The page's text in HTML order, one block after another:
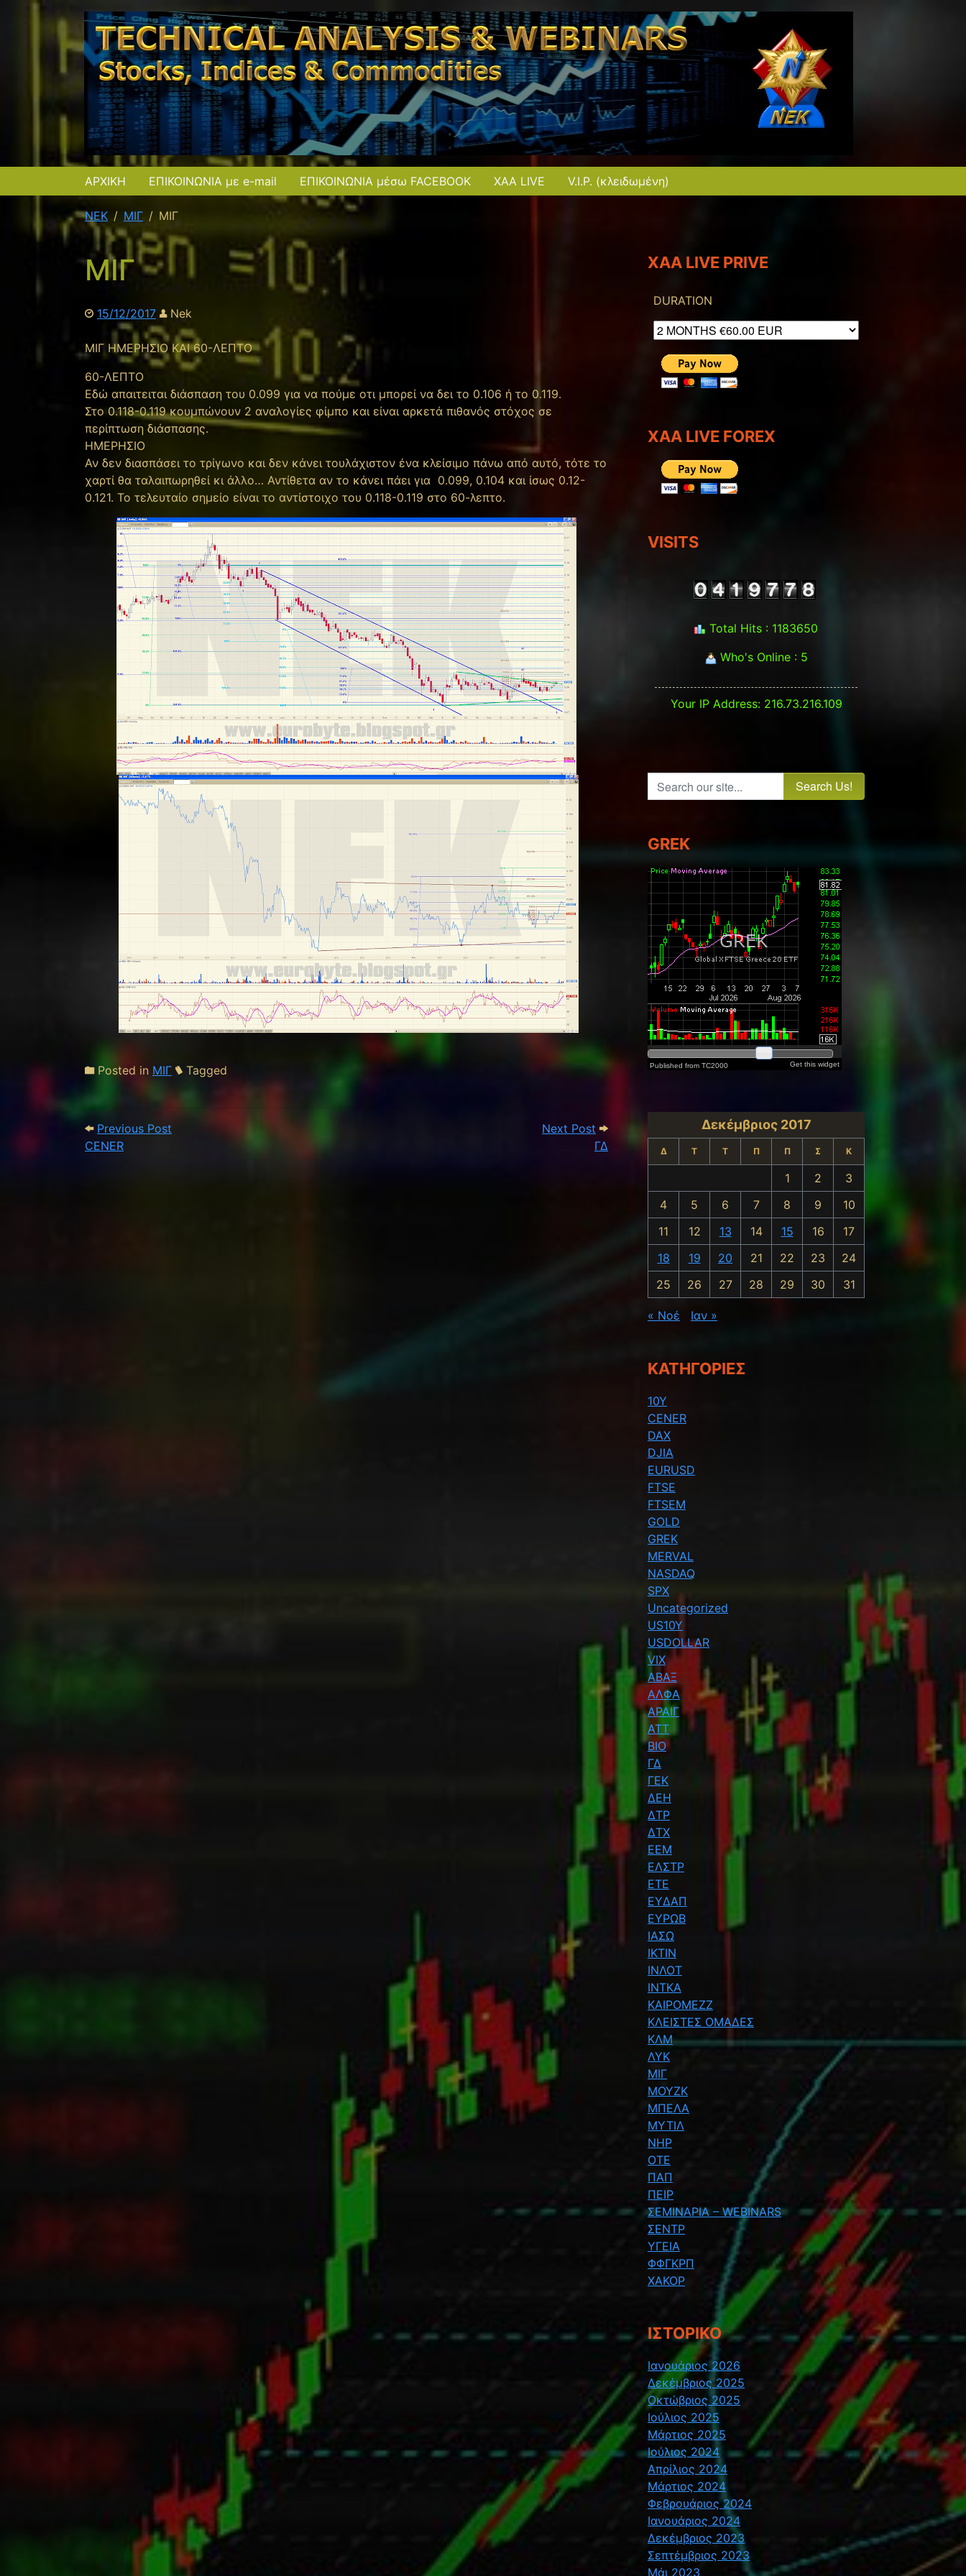
ΑΡΧΙΚΗ ΕΠΙΚΟΙΝΩΝΙΑ με e-mail ΕΠΙΚΟΙΝΩΝΙΑ μέσω FACEBOOK XAA LIVE V.I.P. (κλειδωμένη)
NEK ΜΙΓ ΜΙΓ
ΜΙΓ
15/12/2017 Nek
ΜΙΓ ΗΜΕΡΗΣΙΟ ΚΑΙ 60-ΛΕΠΤΟ
60-ΛΕΠΤΟ
Εδώ απαιτειται διάσπαση του 0.099 για να πούμε οτι μπορεί να δει το 0.106 ή το 0.119.
Στο 0.118-0.119 κουμπώνουν 2 αναλογίες φίμπο και είναι αρκετά πιθανός στόχος σε
περίπτωση διάσπασης.
ΗΜΕΡΗΣΙΟ
Αν δεν διασπάσει το τρίγωνο και δεν κάνει τουλάχιστον ένα κλείσιμο πάνω από αυτό, τότε το
χαρτί θα ταλαιπωρηθεί κι άλλο… Αντίθετα αν το κάνει πάει για 0.099, 0.104 και ίσως 0.12-
0.121. To τελευταίο σημείο είναι το αντίστοιχο του 0.118-0.119 στο 60-λεπτο.
Posted in ΜΙΓ Tagged
Post navigation
Previous Post
CENER
Next Post Next Post: CENER
ΓΔ
XAA LIVE PRIVE
DURATION
XAA LIVE FOREX
VISITS
Total Hits : 1183650
Who's Online : 5
Your IP Address: 216.73.216.109
Search our site...
GREK
Δεκέμβριος 2017
Δ Τ Τ Π Π Σ Κ
1 2
3
4
5 6 7 8 9
10
11
12 13 14 15 16
17
18
19 20 21 22 23
24
25
26 27 28 29 30 31
« Νοέ Ιαν »
KΑΤΗΓΟΡΊΕΣ
10Y
CENER
DAX
DJIA
EURUSD
FTSE
FTSEM
GOLD
GREK
MERVAL
NASDAQ
SPX
Uncategorized
US10Y
USDOLLAR
VIX
ΑΒΑΞ
ΑΛΦΑ
ΑΡΑΙΓ
ΑΤΤ
ΒΙΟ
ΓΔ
ΓΕΚ
ΔΕΗ
ΔΤΡ
ΔΤΧ
ΕΕΜ
ΕΛΣΤΡ
ΕΤΕ
ΕΥΔΑΠ
ΕΥΡΩΒ
ΙΑΣΩ
ΙΚΤΙΝ
ΙΝΛΟΤ
ΙΝΤΚΑ
ΚΑΙΡΟΜΕΖΖ
ΚΛΕΙΣΤΕΣ ΟΜΑΔΕΣ
ΚΛΜ
ΛΥΚ
ΜΙΓ
ΜΟΥΖΚ
ΜΠΕΛΑ
ΜΥΤΙΛ
ΝΗΡ
ΟΤΕ
ΠΑΠ
ΠΕΙΡ
ΣΕΜΙΝΑΡΙΑ – WEBINARS
ΣΕΝΤΡ
ΥΓΕΙΑ
ΦΦΓΚΡΠ
ΧΑΚΟΡ
ΙΣΤΟΡΙΚΌ
Ιανουάριος 2026
Δεκέμβριος 2025
Οκτώβριος 2025
Ιούλιος 2025
Μάρτιος 2025
Ιούλιος 2024
Απρίλιος 2024
Μάρτιος 2024
Φεβρουάριος 2024
Ιανουάριος 2024
Δεκέμβριος 2023
Σεπτέμβριος 2023
Μάι 2023